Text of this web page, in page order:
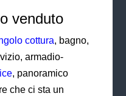
venduto
cottura, bagno,
armadio-
, panoramico
che ci sta un